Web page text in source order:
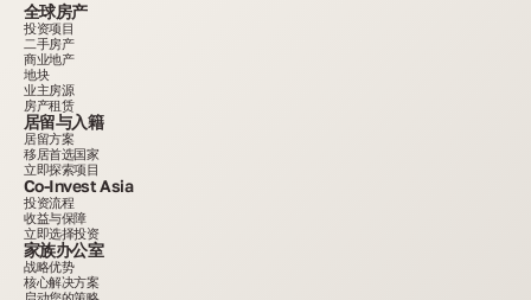
全球房产
投资项目
二手房产
商业地产
地块
业主房源
房产租赁
居留与入籍
居留方案
移居首选国家
立即探索项目
Co-Invest Asia
投资流程
收益与保障
立即选择投资
家族办公室
战略优势
核心解决方案